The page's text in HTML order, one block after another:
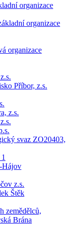
organizace
organizace
organizace
Příbor, z.s.
z.s.
svaz ZO20403,
Hájov
z.s.
Štěk
zemědělců,
Brána